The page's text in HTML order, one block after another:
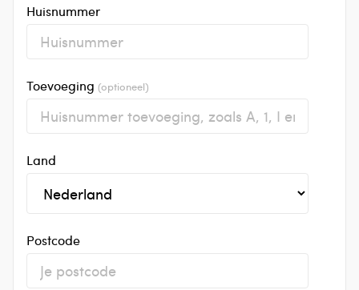
Huisnummer
Toevoeging (optioneel)
Land
Postcode